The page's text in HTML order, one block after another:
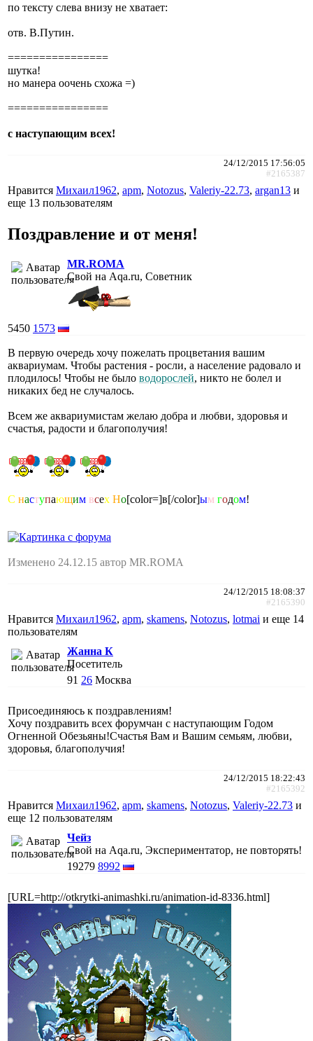
по тексту слева внизу не хватает:
отв. В.Путин.
================
шутка!
но манера оочень схожа =)
================
с наступающим всех!
24/12/2015 17:56:05
#2165387
Нравится Михаил1962, apm, Notozus, Valeriy-22.73, argan13 и
еще 13 пользователям
Поздравление и от меня!
MR.ROMA
Свой на Aqa.ru, Советник
5450 1573
В первую очередь хочу пожелать процветания вашим
аквариумам. Чтобы растения - росли, а население радовало и
плодилось! Чтобы не было водорослей, никто не болел и
никаких бед не случалось.
Всем же аквариумистам желаю добра и любви, здоровья и
счастья, радости и благополучия!
С наступающим всех Но[color=]в[/color]ым годом!
Изменено 24.12.15 автор MR.ROMA
24/12/2015 18:08:37
#2165390
Нравится Михаил1962, apm, skamens, Notozus, lotmai и еще 14
пользователям
Жанна К
Посетитель
91 26 Москва
Присоединяюсь к поздравлениям!
Хочу поздравить всех форумчан с наступающим Годом
Огненной Обезьяны!Счастья Вам и Вашим семьям, любви,
здоровья, благополучия!
24/12/2015 18:22:43
#2165392
Нравится Михаил1962, apm, skamens, Notozus, Valeriy-22.73 и
еще 12 пользователям
Чейз
Свой на Aqa.ru, Экспериментатор, не повторять!
19279 8992
[URL=http://otkrytki-animashki.ru/animation-id-8336.html]